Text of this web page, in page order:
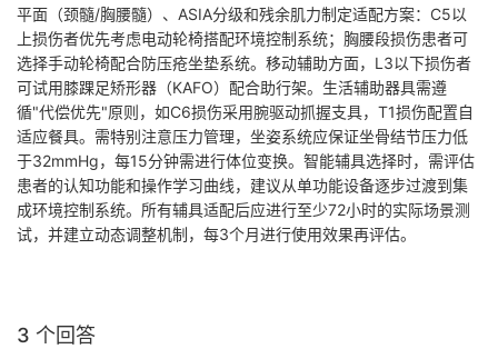
平面（颈髓/胸腰髓）、ASIA分级和残余肌力制定适配方案：C5以
上损伤者优先考虑电动轮椅搭配环境控制系统；胸腰段损伤患者可
选择手动轮椅配合防压疮坐垫系统。移动辅助方面，L3以下损伤者
可试用膝踝足矫形器（KAFO）配合助行架。生活辅助器具需遵
循"代偿优先"原则，如C6损伤采用腕驱动抓握支具，T1损伤配置自
适应餐具。需特别注意压力管理，坐姿系统应保证坐骨结节压力低
于32mmHg，每15分钟需进行体位变换。智能辅具选择时，需评估
患者的认知功能和操作学习曲线，建议从单功能设备逐步过渡到集
成环境控制系统。所有辅具适配后应进行至少72小时的实际场景测
试，并建立动态调整机制，每3个月进行使用效果再评估。
3 个回答